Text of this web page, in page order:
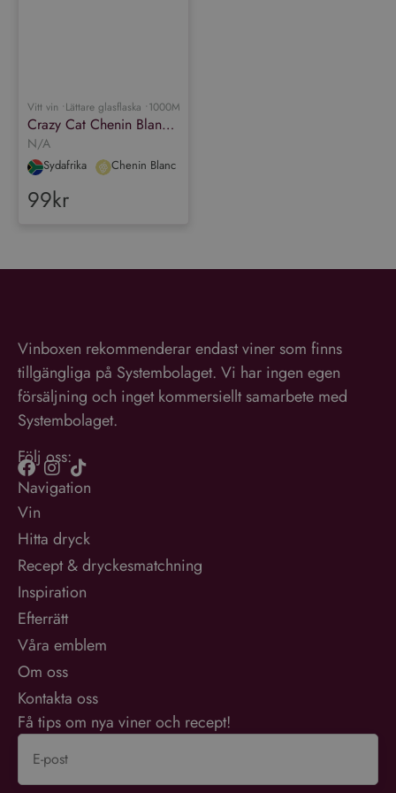
Vitt vin •Lättare glasflaska •1000ML •
Crazy Cat Chenin Blanc & Muscat
N/A
Sydafrika Chenin Blanc
99kr
Vinboxen rekommenderar endast viner som finns
tillgängliga på Systembolaget. Vi har ingen egen
försäljning och inget kommersiellt samarbete med
Systembolaget.
Följ oss:
Navigation
Vin
Hitta dryck
Recept & dryckesmatchning
Inspiration
Efterrätt
Våra emblem
Om oss
Kontakta oss
Få tips om nya viner och recept!